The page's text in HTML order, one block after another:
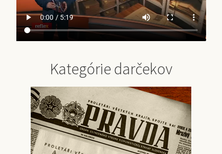
Kategórie darčekov